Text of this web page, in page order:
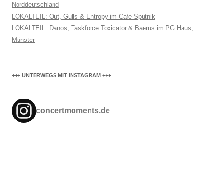
Norddeutschland
LOKALTEIL: Out, Gulls & Entropy im Cafe Sputnik
LOKALTEIL: Danos, Taskforce Toxicator & Baerus im PG Haus,
Münster
+++ UNTERWEGS MIT INSTAGRAM +++
concertmoments.de